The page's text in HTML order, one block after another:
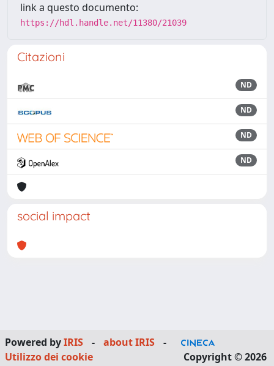
link a questo documento:
https://hdl.handle.net/11380/21039
Citazioni
ND
ND
ND
ND
social impact
Powered byIRIS - about IRIS
-
Utilizzo dei cookie
Copyright © 2026